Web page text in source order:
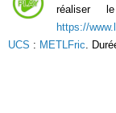
réaliser
https://
UCS : METLFric.